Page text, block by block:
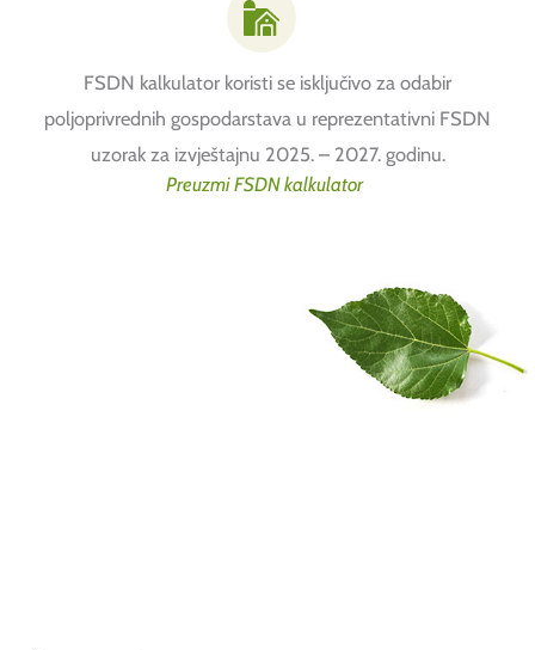
FSDN kalkulator koristi se isključivo za odabir
poljoprivrednih gospodarstava u reprezentativni FSDN
uzorak za izvještajnu 2025. – 2027. godinu.
Preuzmi FSDN kalkulator